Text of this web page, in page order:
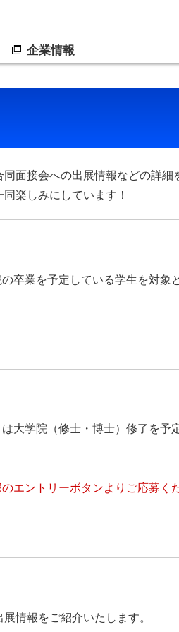
企業情報
面接会への出展情報などの詳細
楽しみにしています！
卒業を予定している学生を対
大学院（修士・博士）修了を予
エントリーボタンよりご応募く
情報をご紹介いたします。